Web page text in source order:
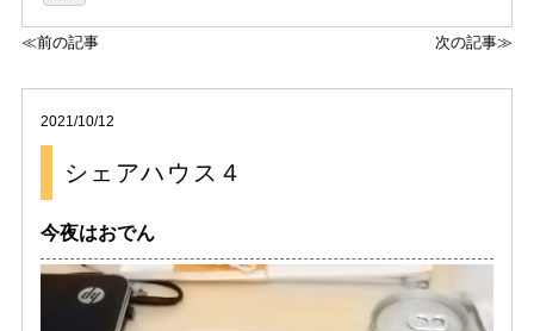
≪前の記事 次の記事≫
2021/10/12
シェアハウス４
今夜はおでん